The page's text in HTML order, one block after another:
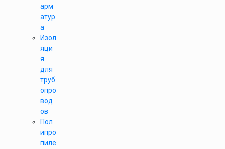
арм
атур
а
Изол
яци
я
для
труб
опро
вод
ов
Пол
ипро
пиле